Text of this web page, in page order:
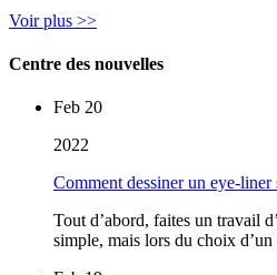
Voir plus >>
Centre des nouvelles
Feb 20
2022
Comment dessiner un eye-liner
Tout d’abord, faites un travail
simple, mais lors du choix d’un